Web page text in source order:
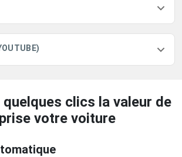
quelques clics la valeur de
votre voiture